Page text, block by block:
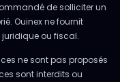
de solliciter un
Ouinex ne fournit
juridique ou fiscal.
ne sont pas proposés
sont interdits ou